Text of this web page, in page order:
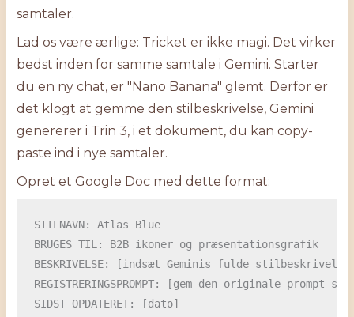
samtaler.
Lad os være ærlige: Tricket er ikke magi. Det virker
bedst inden for samme samtale i Gemini. Starter
du en ny chat, er "Nano Banana" glemt. Derfor er
det klogt at gemme den stilbeskrivelse, Gemini
genererer i Trin 3, i et dokument, du kan copy-
paste ind i nye samtaler.
Opret et Google Doc med dette format:
STILNAVN: Atlas Blue
BRUGES TIL: B2B ikoner og præsentationsgrafik
BESKRIVELSE: [indsæt Geminis fulde
REGISTRERINGSPROMPT: [gem den originale